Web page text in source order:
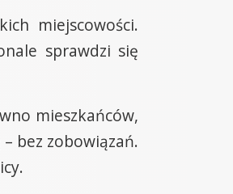
miejscowości.
sprawdzi się
mieszkańców,
bez zobowiązań.